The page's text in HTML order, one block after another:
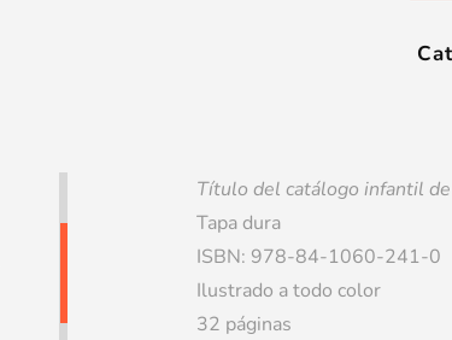
Título del catálogo infantil
Tapa dura
ISBN: 978-84-1060-241-0
Ilustrado a todo color
32 páginas